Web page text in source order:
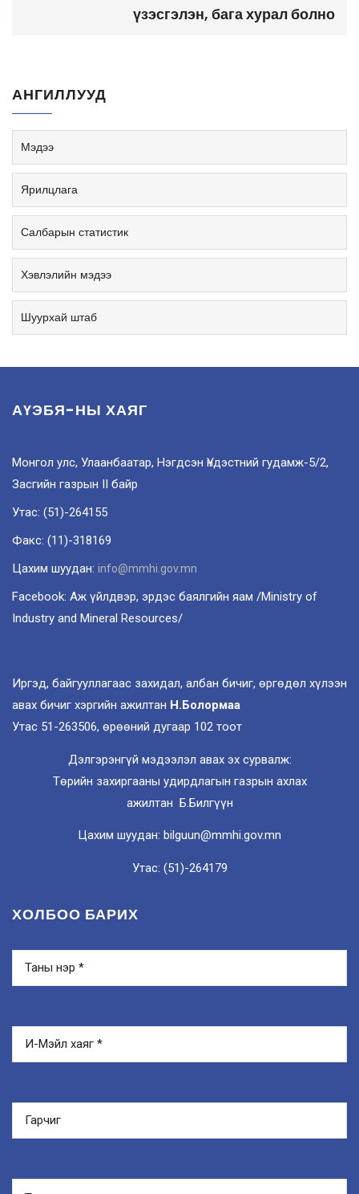
үзэсгэлэн, бага хурал болно
АНГИЛЛУУД
Мэдээ
Ярилцлага
Салбарын статистик
Хэвлэлийн мэдээ
Шуурхай штаб
АҮЭБЯ-НЫ ХАЯГ
Монгол улс, Улаанбаатар, Нэгдсэн Үндэстний гудамж-5/2,
Засгийн газрын II байр
Утас: (51)-264155
Факс: (11)-318169
Цахим шуудан: info@mmhi.gov.mn
Facebook: Аж үйлдвэр, эрдэс баялгийн яам /Ministry of
Industry and Mineral Resources/
Иргэд, байгууллагаас захидал, албан бичиг, өргөдөл хүлээн
авах бичиг хэргийн ажилтан Н.Болормаа
Утас 51-263506, өрөөний дугаар 102 тоот
Дэлгэрэнгүй мэдээлэл авах эх сурвалж:
Төрийн захиргааны удирдлагын газрын ахлах
ажилтан Б.Билгүүн
Цахим шуудан: bilguun@mmhi.gov.mn
Утас: (51)-264179
ХОЛБОО БАРИХ